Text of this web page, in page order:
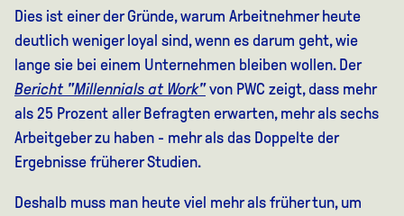
Dies ist einer der Gründe, warum Arbeitnehmer heute
deutlich weniger loyal sind, wenn es darum geht, wie
lange sie bei einem Unternehmen bleiben wollen. Der
Bericht "Millennials at Work"von PWC zeigt, dass mehr
als 25 Prozent aller Befragten erwarten, mehr als sechs
Arbeitgeber zu haben - mehr als das Doppelte der
Ergebnisse früherer Studien.
Deshalb muss man heute viel mehr als früher tun, um